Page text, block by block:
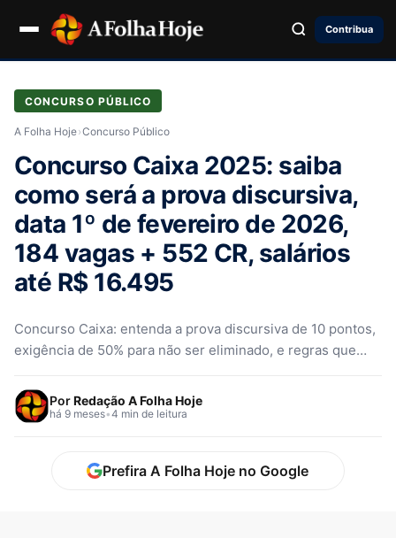
Contribua
CONCURSO PÚBLICO
A Folha Hoje›Concurso Público
Concurso Caixa 2025: saiba
como será a prova discursiva,
data 1º de fevereiro de 2026,
184 vagas + 552 CR, salários
até R$ 16.495
Concurso Caixa: entenda a prova discursiva de 10 pontos,
exigência de 50% para não ser eliminado, e regras que
PorRedação A Folha Hoje
há 9 meses•4 min de leitura
Prefira A Folha Hoje no Google